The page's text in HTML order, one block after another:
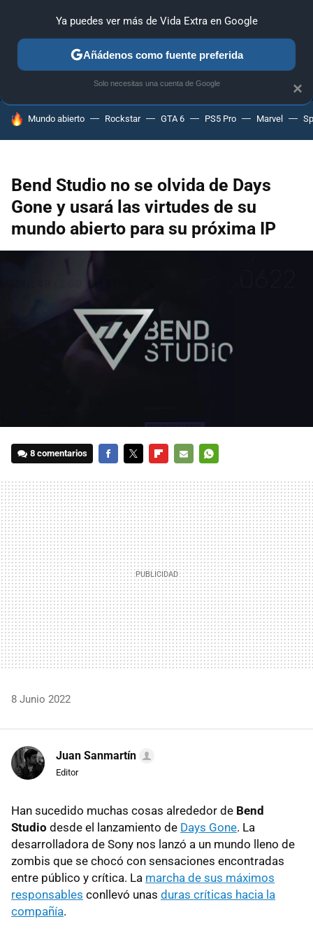
ANÁLISIS GUÍAS Y TRUCOS PC SONY NINTENDO
HOY SE HABLA DE
Mundo abierto Rockstar GTA 6 PS5 Pro Marvel
Bend Studio no se olvida de Days
Gone y usará las virtudes de su
mundo abierto para su próxima IP
8 comentarios
MAIL
8 Junio 2022
Juan Sanmartín
Editor
Han sucedido muchas cosas alrededor de Bend
Studio desde el lanzamiento de Days Gone. La
desarrolladora de Sony nos lanzó a un mundo lleno de
zombis que se chocó con sensaciones encontradas
entre público y crítica. La marcha de sus máximos
responsables conllevó unas duras críticas hacia la
compañía.
×
Ya puedes ver más de Vida Extra en Google
Añádenos como fuente preferida
Solo necesitas una cuenta de Google